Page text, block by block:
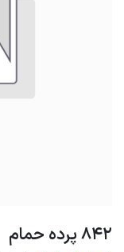
842 پرده حمام